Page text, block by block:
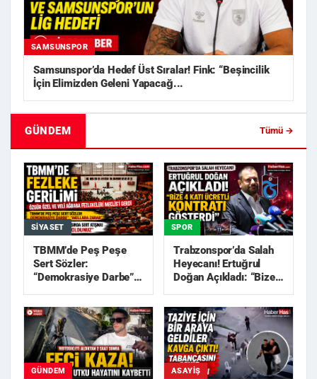
SAMSUNSPOR
Samsunspor’da Hedef Üst Sıralar! Fink: “Beşincilik
İçin Elimizden Geleni Yapacağ...
GÜNDEM Tümü →
SIYASET
TBMM’de Peş Peşe
Sert Sözler:
“Demokrasiye Darbe”,
SPOR
Trabzonspor’da Salah
Heyecanı! Ertuğrul
Doğan Açıkladı: “Bize
GÜNDEM ASAYIŞ